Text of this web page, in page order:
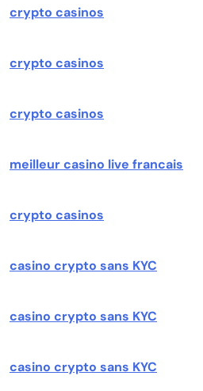
crypto casinos
crypto casinos
crypto casinos
meilleur casino live francais
crypto casinos
casino crypto sans KYC
casino crypto sans KYC
casino crypto sans KYC